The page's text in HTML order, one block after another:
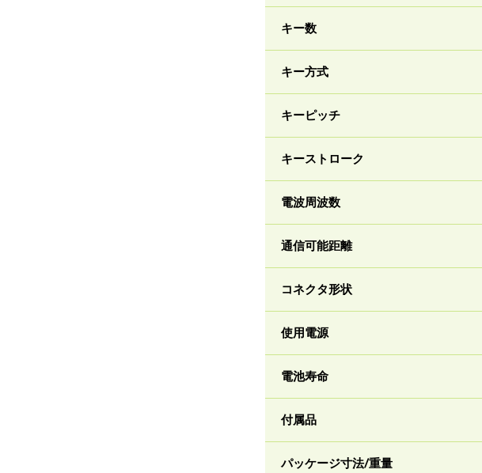
キー数
キー方式
キーピッチ
キーストローク
電波周波数
通信可能距離
コネクタ形状
使用電源
電池寿命
付属品
パッケージ寸法/重量